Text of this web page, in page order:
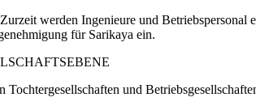
werden Ingenieure und Betriebspersonal
für Sarikaya ein.
und